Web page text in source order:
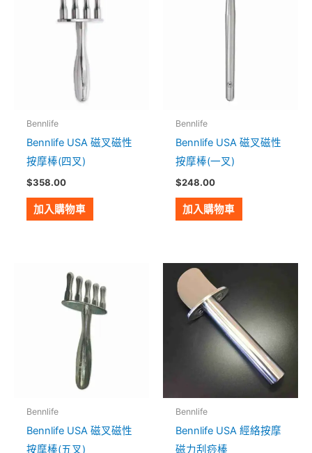
Bennlife
Bennlife USA 磁叉磁性
按摩棒(四叉)
$358.00
加入購物車
Bennlife
Bennlife USA 磁叉磁性
按摩棒(一叉)
$248.00
加入購物車
Bennlife
Bennlife USA 磁叉磁性
按摩棒(五叉)
Bennlife
Bennlife USA 經絡按摩
磁力刮痧棒